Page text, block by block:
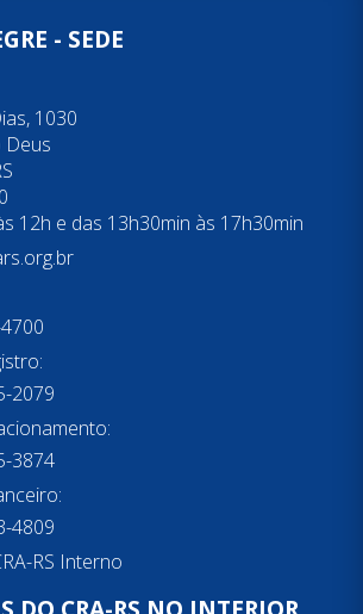
- SEDE
1030
12h e das 13h30min às 17h30min
2079
3874
4809
RS Interno